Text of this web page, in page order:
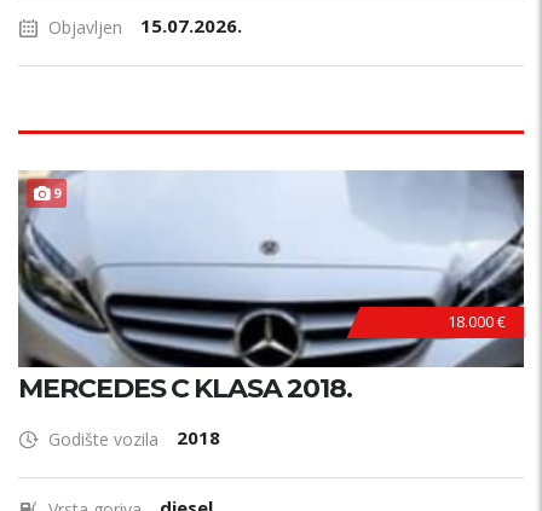
Objavljen 15.07.2026.
9
18.000 €
MERCEDES C KLASA 2018.
Godište vozila 2018